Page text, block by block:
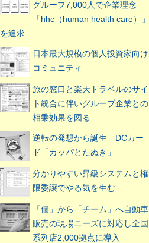
グループ7,000人で企業理念
「hhc（human health care）」
を追求
日本最大規模の個人投資家向け
コミュニティ
旅の窓口と楽天トラベルのサイ
ト統合に伴いグループ企業との
相乗効果を図る
逆転の発想から誕生 DCカー
ド「カッパとたぬき」
分かりやすい昇級システムと権
限委譲でやる気を生む
「個」から「チーム」へ自動車
販売の現場ニーズに対応し全国
系列店2,000拠点に導入